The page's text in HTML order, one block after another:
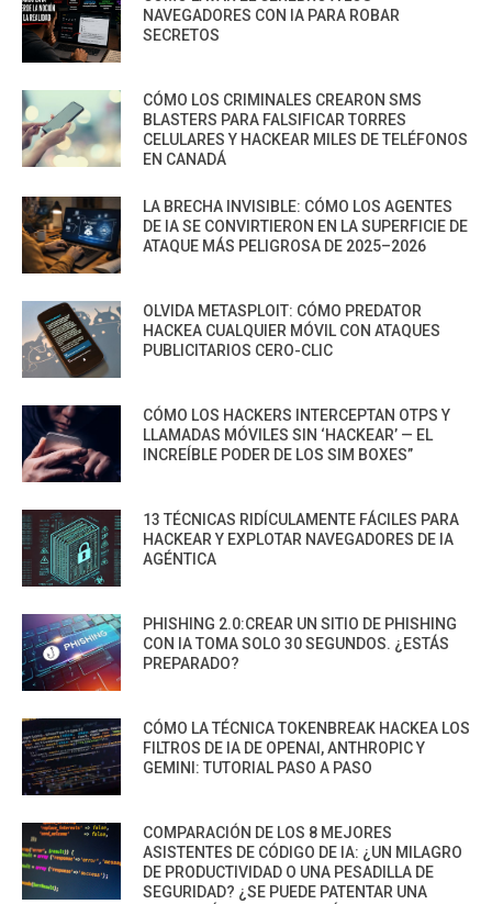
NAVEGADORES CON IA PARA ROBAR
SECRETOS
CÓMO LOS CRIMINALES CREARON SMS
BLASTERS PARA FALSIFICAR TORRES
CELULARES Y HACKEAR MILES DE TELÉFONOS
EN CANADÁ
LA BRECHA INVISIBLE: CÓMO LOS AGENTES
DE IA SE CONVIRTIERON EN LA SUPERFICIE DE
ATAQUE MÁS PELIGROSA DE 2025–2026
OLVIDA METASPLOIT: CÓMO PREDATOR
HACKEA CUALQUIER MÓVIL CON ATAQUES
PUBLICITARIOS CERO-CLIC
CÓMO LOS HACKERS INTERCEPTAN OTPS Y
LLAMADAS MÓVILES SIN ‘HACKEAR’ — EL
INCREÍBLE PODER DE LOS SIM BOXES”
13 TÉCNICAS RIDÍCULAMENTE FÁCILES PARA
HACKEAR Y EXPLOTAR NAVEGADORES DE IA
AGÉNTICA
PHISHING 2.0:CREAR UN SITIO DE PHISHING
CON IA TOMA SOLO 30 SEGUNDOS. ¿ESTÁS
PREPARADO?
CÓMO LA TÉCNICA TOKENBREAK HACKEA LOS
FILTROS DE IA DE OPENAI, ANTHROPIC Y
GEMINI: TUTORIAL PASO A PASO
COMPARACIÓN DE LOS 8 MEJORES
ASISTENTES DE CÓDIGO DE IA: ¿UN MILAGRO
DE PRODUCTIVIDAD O UNA PESADILLA DE
SEGURIDAD? ¿SE PUEDE PATENTAR UNA